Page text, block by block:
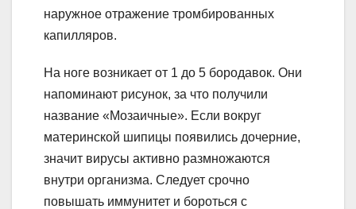
наружное отражение тромбированных
капилляров.
На ноге возникает от 1 до 5 бородавок. Они
напоминают рисунок, за что получили
название «Мозаичные». Если вокруг
материнской шипицы появились дочерние,
значит вирусы активно размножаются
внутри организма. Следует срочно
повышать иммунитет и бороться с